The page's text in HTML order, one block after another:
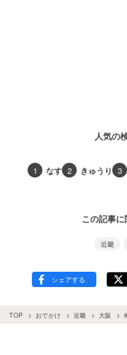
人気の
1 なす 2 きゅうり 3
この記事
近畿
TOP おでかけ 近畿 大阪